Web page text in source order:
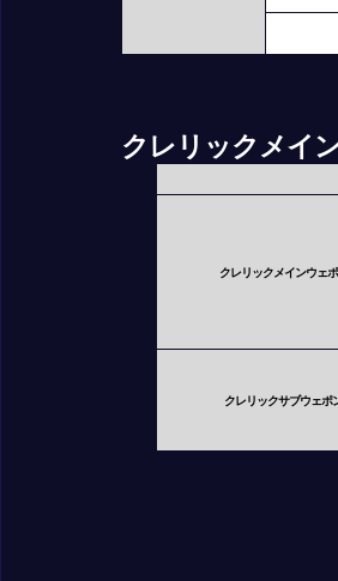
クレリックメイ
クレリックメインウェ
クレリックサブウェポ